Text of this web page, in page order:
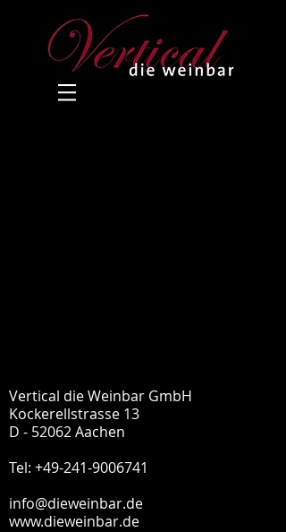
Vertical die Weinbar GmbH
Kockerellstrasse 13
D - 52062 Aachen
Tel: +49-241-9006741
info@dieweinbar.de
www.dieweinbar.de